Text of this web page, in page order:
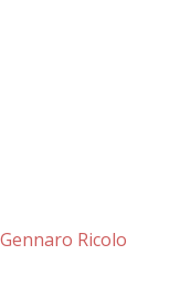
Ricolo